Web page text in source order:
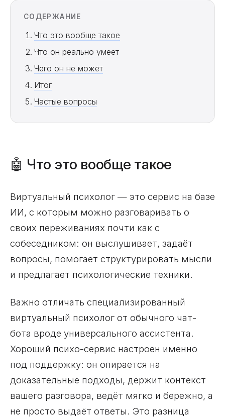
СОДЕРЖАНИЕ
Что это вообще такое
Что он реально умеет
Чего он не может
Итог
Частые вопросы
🤖 Что это вообще такое
Виртуальный психолог — это сервис на базе
ИИ, с которым можно разговаривать о
своих переживаниях почти как с
собеседником: он выслушивает, задаёт
вопросы, помогает структурировать мысли
и предлагает психологические техники.
Важно отличать специализированный
виртуальный психолог от обычного чат-
бота вроде универсального ассистента.
Хороший психо-сервис настроен именно
под поддержку: он опирается на
доказательные подходы, держит контекст
вашего разговора, ведёт мягко и бережно, а
не просто выдаёт ответы. Это разница